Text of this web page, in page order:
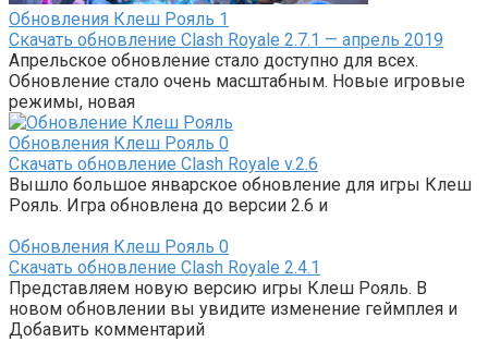
Обновления Клеш Рояль 1
Скачать обновление Clash Royale 2.7.1 — апрель 2019
Апрельское обновление стало доступно для всех.
Обновление стало очень масштабным. Новые игровые
режимы, новая
Обновления Клеш Рояль 0
Скачать обновление Clash Royale v.2.6
Вышло большое январское обновление для игры Клеш
Рояль. Игра обновлена до версии 2.6 и
Обновления Клеш Рояль 0
Скачать обновление Clash Royale 2.4.1
Представляем новую версию игры Клеш Рояль. В
новом обновлении вы увидите изменение геймплея и
Добавить комментарий